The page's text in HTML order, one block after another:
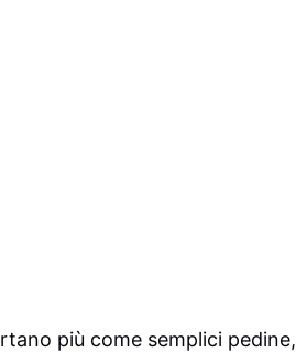
più come semplici pedine,